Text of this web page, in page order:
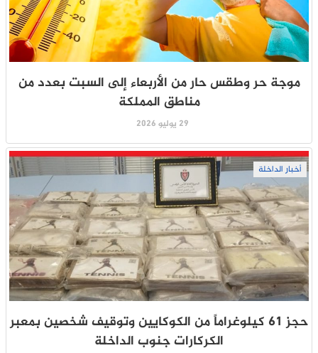
موجة حر وطقس حار من الأربعاء إلى السبت بعدد من
مناطق المملكة
29 يوليو 2026
أخبار الداخلة
حجز 61 كيلوغراماً من الكوكايين وتوقيف شخصين بمعبر
الكركارات جنوب الداخلة